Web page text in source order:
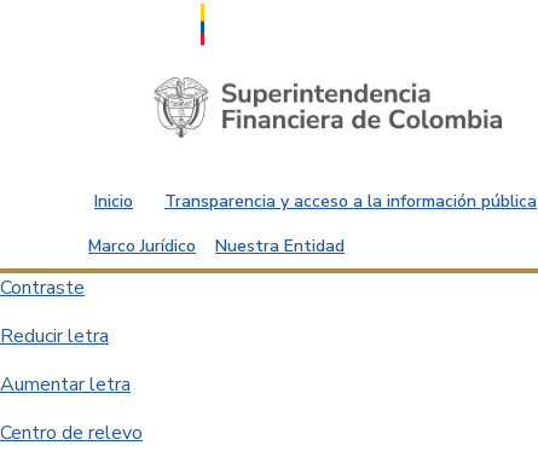
Saltar al contenido principal
Inicio Transparencia y acceso a la información pública
Marco Jurídico
Nuestra Entidad
Contraste
Reducir letra
Aumentar letra
Centro de relevo